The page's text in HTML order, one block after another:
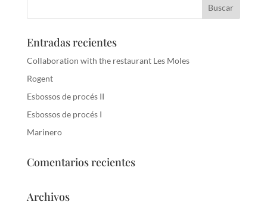
Entradas recientes
Collaboration with the restaurant Les Moles
Rogent
Esbossos de procés II
Esbossos de procés I
Marinero
Comentarios recientes
Archivos